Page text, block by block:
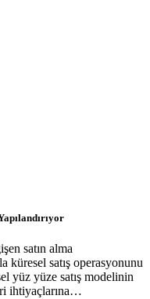
satın alma
küresel satış operasyonunu
yüz yüze satış modelinin
ihtiyaçlarına…